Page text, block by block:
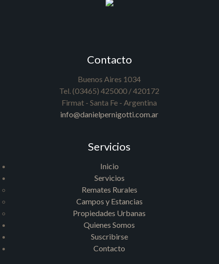
Contacto
Buenos Aires 1034
Tel. (03465) 425000 / 420172
Firmat - Santa Fe - Argentina
info@danielpernigotti.com.ar
Servicios
Inicio
Servicios
Remates Rurales
Campos y Estancias
Propiedades Urbanas
Quienes Somos
Suscribirse
Contacto